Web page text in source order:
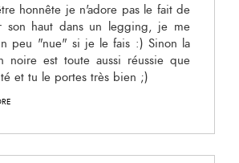
honnête je n'adore pas le fait de
son haut dans un legging, je me
peu "nue" si je le fais :) Sinon la
noire est toute aussi réussie que
et tu le portes très bien ;)